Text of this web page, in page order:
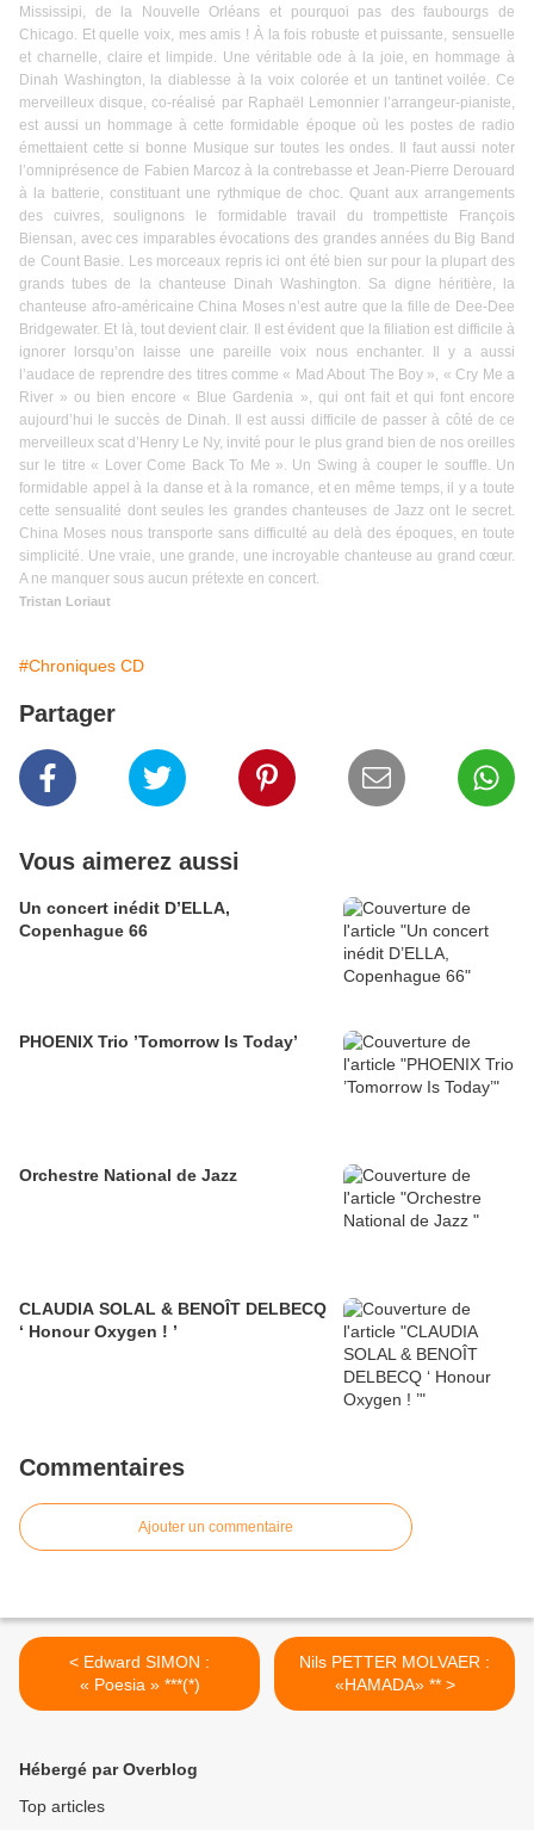
Mississipi, de la Nouvelle Orléans et pourquoi pas des faubourgs de
Chicago. Et quelle voix, mes amis ! À la fois robuste et puissante, sensuelle
et charnelle, claire et limpide. Une véritable ode à la joie, en hommage à
Dinah Washington, la diablesse à la voix colorée et un tantinet voilée. Ce
merveilleux disque, co-réalisé par Raphaël Lemonnier l’arrangeur-pianiste,
est aussi un hommage à cette formidable époque où les postes de radio
émettaient cette si bonne Musique sur toutes les ondes. Il faut aussi noter
l’omniprésence de Fabien Marcoz à la contrebasse et Jean-Pierre Derouard
à la batterie, constituant une rythmique de choc. Quant aux arrangements
des cuivres, soulignons le formidable travail du trompettiste François
Biensan, avec ces imparables évocations des grandes années du Big Band
de Count Basie. Les morceaux repris ici ont été bien sur pour la plupart des
grands tubes de la chanteuse Dinah Washington. Sa digne héritière, la
chanteuse afro-américaine China Moses n’est autre que la fille de Dee-Dee
Bridgewater. Et là, tout devient clair. Il est évident que la filiation est difficile à
ignorer lorsqu’on laisse une pareille voix nous enchanter. Il y a aussi
l’audace de reprendre des titres comme « Mad About The Boy », « Cry Me a
River » ou bien encore « Blue Gardenia », qui ont fait et qui font encore
aujourd’hui le succès de Dinah. Il est aussi difficile de passer à côté de ce
merveilleux scat d’Henry Le Ny, invité pour le plus grand bien de nos oreilles
sur le titre « Lover Come Back To Me ». Un Swing à couper le souffle. Un
formidable appel à la danse et à la romance, et en même temps, il y a toute
cette sensualité dont seules les grandes chanteuses de Jazz ont le secret.
China Moses nous transporte sans difficulté au delà des époques, en toute
simplicité. Une vraie, une grande, une incroyable chanteuse au grand cœur.
A ne manquer sous aucun prétexte en concert.
Tristan Loriaut
#Chroniques CD
Partager
Vous aimerez aussi
Un concert inédit D’ELLA,
Copenhague 66
PHOENIX Trio ’Tomorrow Is Today’
Orchestre National de Jazz
CLAUDIA SOLAL & BENOÎT DELBECQ
‘ Honour Oxygen ! ’
Commentaires
Ajouter un commentaire
< Edward SIMON :
« Poesia » ***(*)
Nils PETTER MOLVAER :
«HAMADA» ** >
Hébergé par Overblog
Top articles